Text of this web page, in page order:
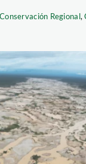
Regional,